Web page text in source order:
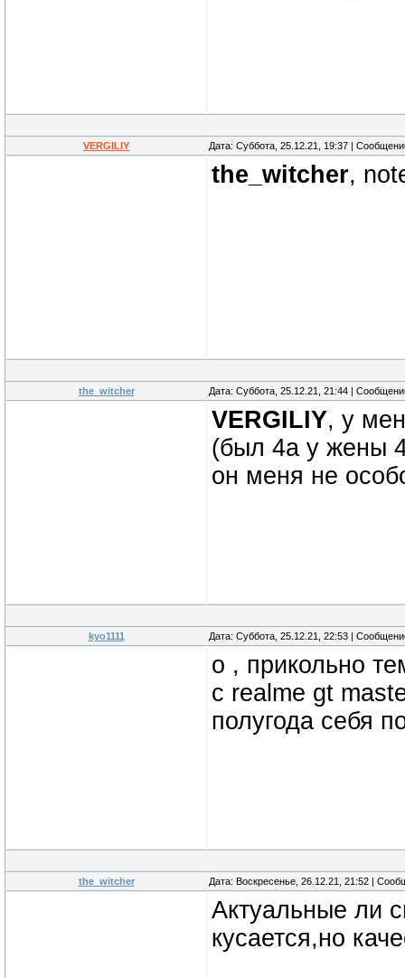
VERGILIY Дата: Суббота, 25.12.21, 19:37 |
the_witcher,
the_witcher Дата: Суббота, 25.12.21, 21:44 |
VERGILIY, у
(был 4а у жены
он меня не
kyo1111 Дата: Суббота, 25.12.21, 22:53 |
о , прикольно
с realme gt
полугода себя
the_witcher Дата: Воскресенье, 26.12.21, 21:52 |
Актуальные ли
кусается,но